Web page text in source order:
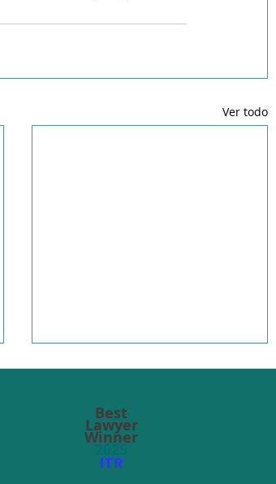
Ver todo
Best
Lawyer
Winner
2025
ITR